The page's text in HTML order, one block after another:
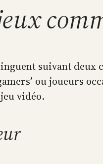
suivant deux
ou joueurs
vidéo.